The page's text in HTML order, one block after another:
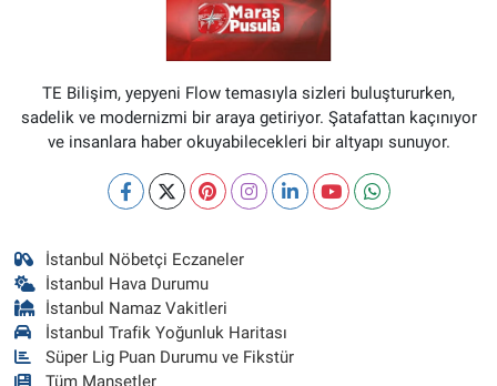
TE Bilişim, yepyeni Flow temasıyla sizleri buluştururken,
sadelik ve modernizmi bir araya getiriyor. Şatafattan kaçınıyor
ve insanlara haber okuyabilecekleri bir altyapı sunuyor.
İstanbul Nöbetçi Eczaneler
İstanbul Hava Durumu
İstanbul Namaz Vakitleri
İstanbul Trafik Yoğunluk Haritası
Süper Lig Puan Durumu ve Fikstür
Tüm Manşetler